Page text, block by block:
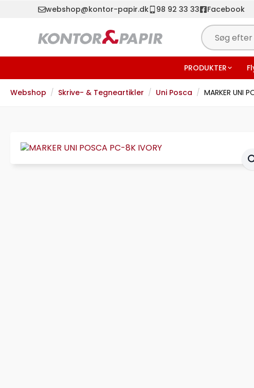
webshop@kontor-papir.dk 98 92 33 33 Facebook
PRODUKTER
Webshop Skrive- & Tegneartikler Uni Posca MARKER UNI